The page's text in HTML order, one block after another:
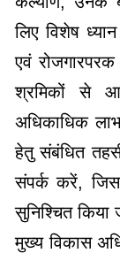
लिए विशेष
एवं
श्रमिकों से
अधिकाधिक
हेतु संबंधित
संपर्क करें,
सुनिश्चित
मुख्य विकास